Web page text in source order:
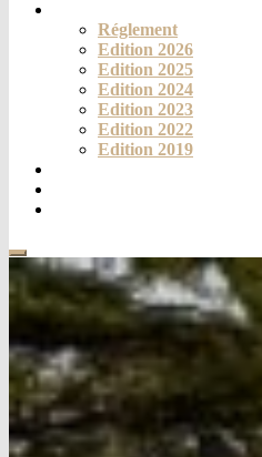
Réglement
Edition 2026
Edition 2025
Edition 2024
Edition 2023
Edition 2022
Edition 2019